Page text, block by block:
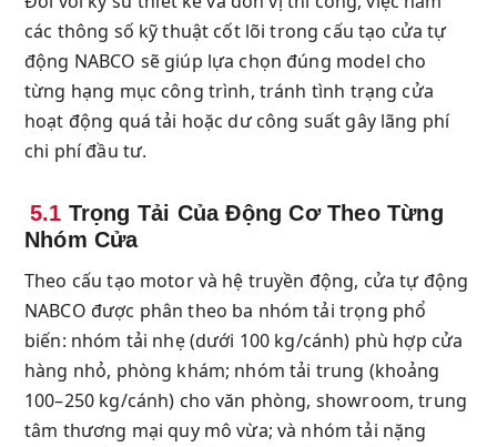
các thông số kỹ thuật cốt lõi trong cấu tạo cửa tự
động NABCO sẽ giúp lựa chọn đúng model cho
từng hạng mục công trình, tránh tình trạng cửa
hoạt động quá tải hoặc dư công suất gây lãng phí
chi phí đầu tư.
5.1 Trọng Tải Của Động Cơ Theo Từng
Nhóm Cửa
Theo cấu tạo motor và hệ truyền động, cửa tự động
NABCO được phân theo ba nhóm tải trọng phổ
biến: nhóm tải nhẹ (dưới 100 kg/cánh) phù hợp cửa
hàng nhỏ, phòng khám; nhóm tải trung (khoảng
100–250 kg/cánh) cho văn phòng, showroom, trung
tâm thương mại quy mô vừa; và nhóm tải nặng